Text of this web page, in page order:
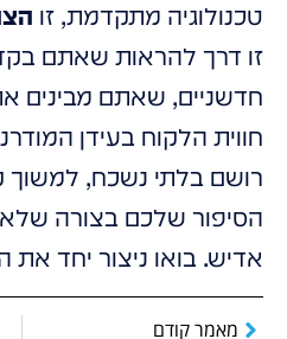
טכנולוגיה מתקדמת, זו
זו דרך להראות שאתם
חדשניים, שאתם מבינים
חווית הלקוח בעידן
רושם בלתי נשכח,
הסיפור שלכם בצורה
אדיש. בואו ניצור יחד
מאמר קודם